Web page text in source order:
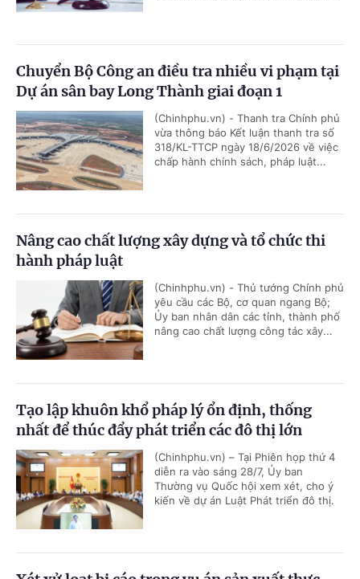
Chuyển Bộ Công an điều tra nhiều vi phạm tại
Dự án sân bay Long Thành giai đoạn 1
(Chinhphu.vn) - Thanh tra Chính phủ
vừa thông báo Kết luận thanh tra số
318/KL-TTCP ngày 18/6/2026 về việc
chấp hành chính sách, pháp luật...
Nâng cao chất lượng xây dựng và tổ chức thi
hành pháp luật
(Chinhphu.vn) - Thủ tướng Chính phủ
yêu cầu các Bộ, cơ quan ngang Bộ;
Ủy ban nhân dân các tỉnh, thành phố
nâng cao chất lượng công tác xây...
Tạo lập khuôn khổ pháp lý ổn định, thống
nhất để thúc đẩy phát triển các đô thị lớn
(Chinhphu.vn) – Tại Phiên họp thứ 4
diễn ra vào sáng 28/7, Ủy ban
Thường vụ Quốc hội xem xét, cho ý
kiến về dự án Luật Phát triển đô thị.